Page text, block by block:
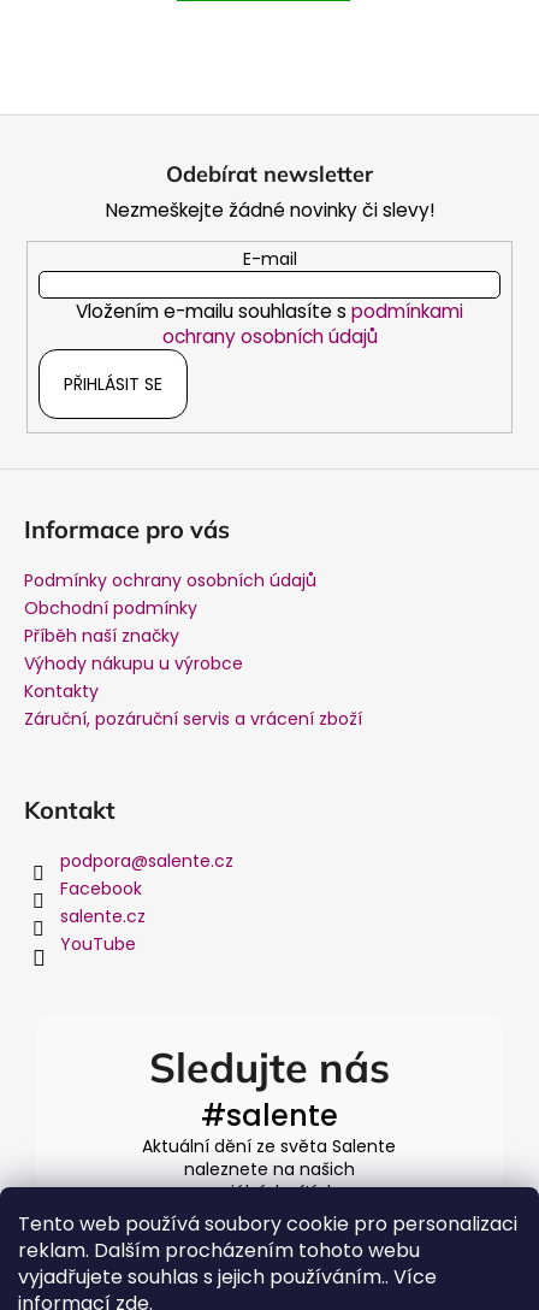
Tento web používá soubory cookie pro personalizaci
reklam. Dalším procházením tohoto webu
vyjadřujete souhlas s jejich používáním.. Více
informací zde.
Odebírat newsletter
Nezmeškejte žádné novinky či slevy!
E-mail
Vložením e-mailu souhlasíte s podmínkami
ochrany osobních údajů
PŘIHLÁSIT SE
Informace pro vás
Podmínky ochrany osobních údajů
Obchodní podmínky
Příběh naší značky
Výhody nákupu u výrobce
Kontakty
Záruční, pozáruční servis a vrácení zboží
Kontakt
podpora@salente.cz
Facebook
salente.cz
YouTube
Sledujte nás
#salente
Aktuální dění ze světa Salente
naleznete na našich
sociálních sítích